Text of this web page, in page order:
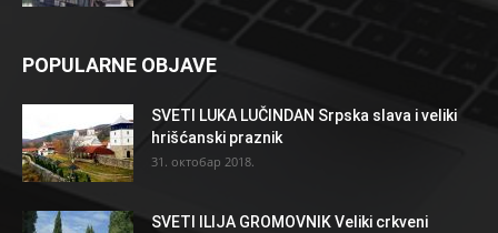
POPULARNE OBJAVE
SVETI LUKA LUČINDAN Srpska slava i veliki
hrišćanski praznik
31. октобар 2018.
SVETI ILIJA GROMOVNIK Veliki crkveni